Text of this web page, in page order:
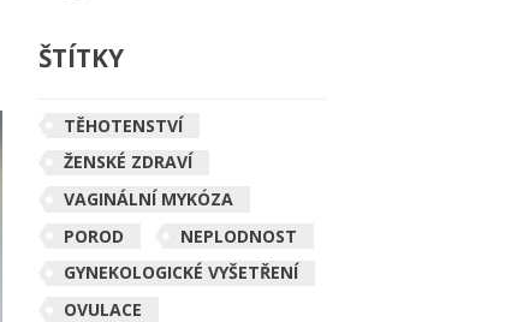
ŠTÍTKY
TĚHOTENSTVÍ
ŽENSKÉ ZDRAVÍ
VAGINÁLNÍ MYKÓZA
POROD
NEPLODNOST
GYNEKOLOGICKÉ VYŠETŘENÍ
OVULACE